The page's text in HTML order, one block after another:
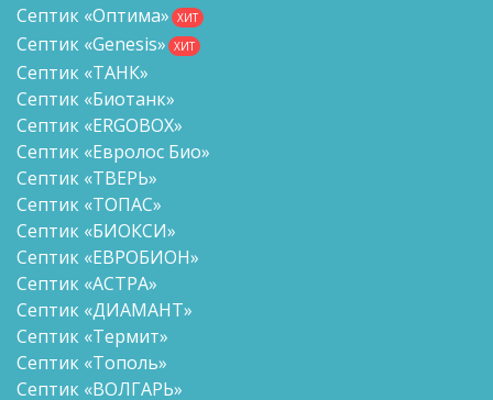
Септик «Оптима» ХИТ
Септик «Genesis» ХИТ
Септик «ТАНК»
Септик «Биотанк»
Септик «ERGOBOX»
Септик «Евролос Био»
Септик «ТВЕРЬ»
Септик «ТОПАС»
Септик «БИОКСИ»
Септик «ЕВРОБИОН»
Септик «АСТРА»
Септик «ДИАМАНТ»
Септик «Термит»
Септик «Тополь»
Септик «ВОЛГАРЬ»